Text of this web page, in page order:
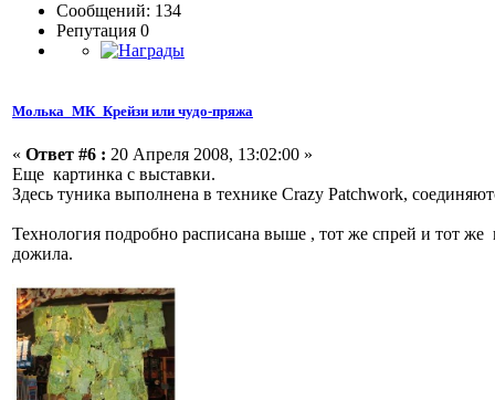
Сообщений: 134
Репутация 0
Молька_МК_Крейзи или чудо-пряжа
« Ответ #6 : 20 Апреля 2008, 13:02:00 »
Еще картинка с выставки.
Здесь туника выполнена в технике Crazy Patchwork,
Технология подробно расписана выше , тот же спрей и тот
дожила.